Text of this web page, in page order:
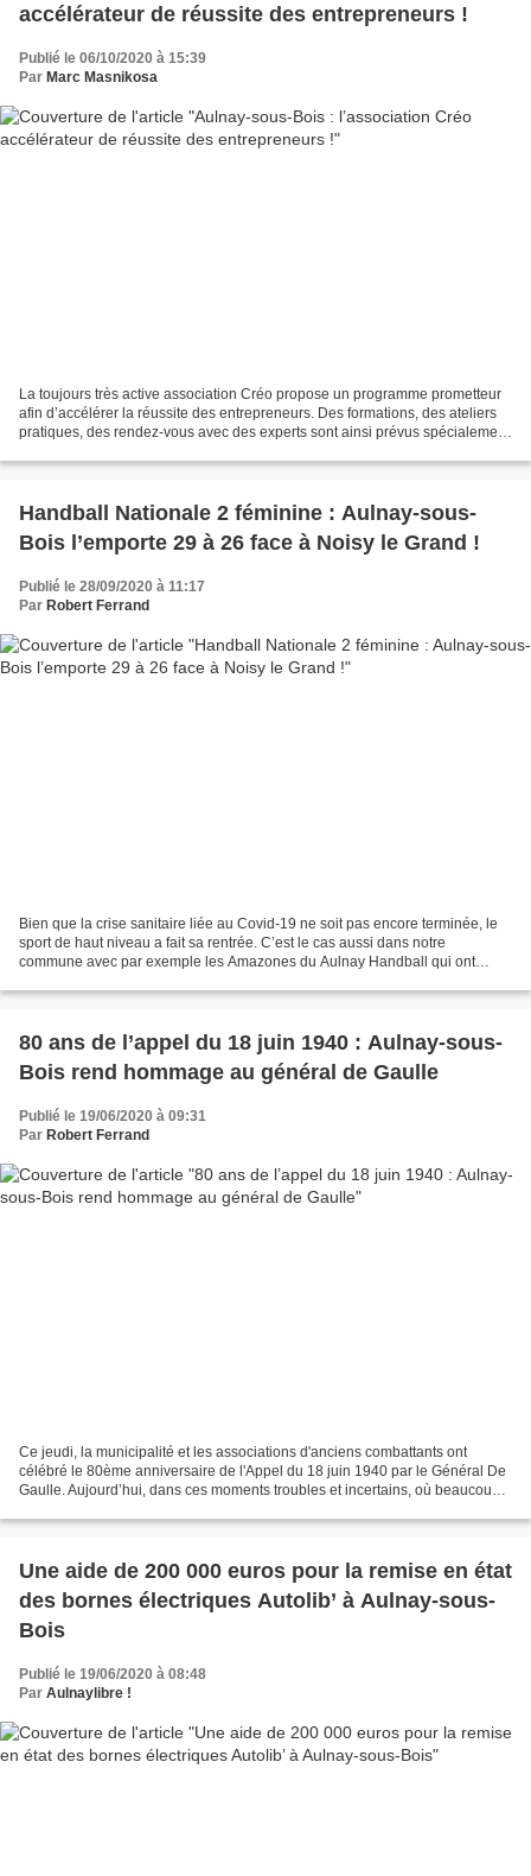
accélérateur de réussite des entrepreneurs !
Publié le 06/10/2020 à 15:39
Par Marc Masnikosa
La toujours très active association Créo propose un programme prometteur
afin d’accélérer la réussite des entrepreneurs. Des formations, des ateliers
pratiques, des rendez-vous avec des experts sont ainsi prévus spécialement
Handball Nationale 2 féminine : Aulnay-sous-
Bois l’emporte 29 à 26 face à Noisy le Grand !
Publié le 28/09/2020 à 11:17
Par Robert Ferrand
Bien que la crise sanitaire liée au Covid-19 ne soit pas encore terminée, le
sport de haut niveau a fait sa rentrée. C’est le cas aussi dans notre
commune avec par exemple les Amazones du Aulnay Handball qui ont
80 ans de l’appel du 18 juin 1940 : Aulnay-sous-
Bois rend hommage au général de Gaulle
Publié le 19/06/2020 à 09:31
Par Robert Ferrand
Ce jeudi, la municipalité et les associations d'anciens combattants ont
célébré le 80ème anniversaire de l'Appel du 18 juin 1940 par le Général De
Gaulle. Aujourd’hui, dans ces moments troubles et incertains, où beaucoup
Une aide de 200 000 euros pour la remise en état
des bornes électriques Autolib’ à Aulnay-sous-
Bois
Publié le 19/06/2020 à 08:48
Par Aulnaylibre !